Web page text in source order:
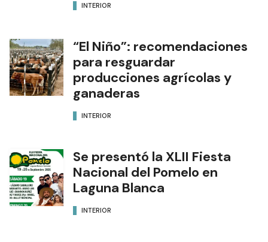
INTERIOR
“El Niño”: recomendaciones
para resguardar
producciones agrícolas y
ganaderas
INTERIOR
Se presentó la XLII Fiesta
Nacional del Pomelo en
Laguna Blanca
INTERIOR